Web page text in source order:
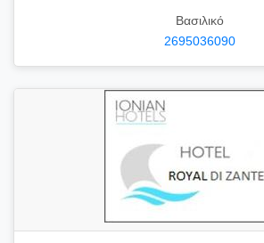
Βασιλικό
2695036090